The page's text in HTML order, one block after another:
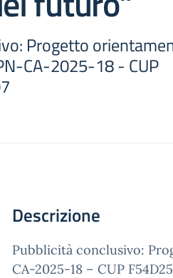
Progetto
CA-2025-18 - CUP
Descrizione
Pubblicità conclusivo:
CA-2025-18 – CUP